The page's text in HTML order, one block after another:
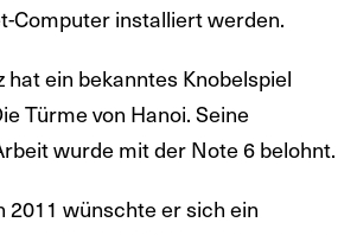
Computer installiert werden.
ein bekanntes Knobelspiel
Türme von Hanoi. Seine
wurde mit der Note 6 belohnt.
2011 wünschte er sich ein